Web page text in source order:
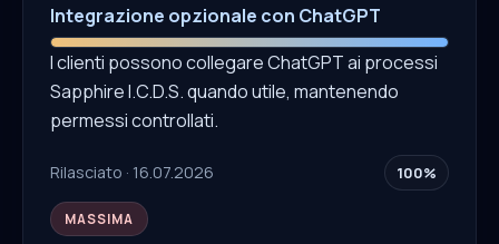
Integrazione opzionale con ChatGPT
I clienti possono collegare ChatGPT ai processi
Sapphire I.C.D.S. quando utile, mantenendo
permessi controllati.
Rilasciato · 16.07.2026 100%
MASSIMA